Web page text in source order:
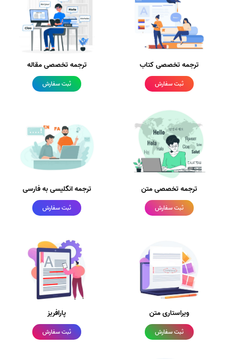
ترجمه تخصصی کتاب
ثبت سفارش
ترجمه تخصصی مقاله
ثبت سفارش
ترجمه تخصصی متن
ثبت سفارش
ترجمه انگلیسی به فارسی
ثبت سفارش
ویراستاری متن
ثبت سفارش
پارافریز
ثبت سفارش